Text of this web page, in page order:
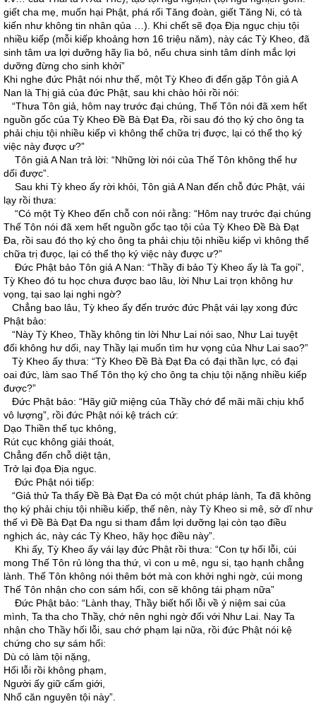
giết cha mẹ, muốn hại Phật, phá rối Tăng đoàn, giết Tăng Ni, có tà
kiến như không tin nhân qủa …). Khi chết sẽ đọa Địa ngục chịu tội
nhiều kiếp (mỗi kiếp khoảng hơn 16 triệu năm), này các Tỳ Kheo, đã
sinh tâm ưa lợi dưỡng hãy lìa bỏ, nếu chưa sinh tâm dính mắc lợi
dưỡng đừng cho sinh khởi”
Khi nghe đức Phật nói như thế, một Tỳ Kheo đi đến gặp Tôn giả A
Nan là Thị giả của đức Phật, sau khi chào hỏi rồi nói:
“Thưa Tôn giả, hôm nay trước đại chúng, Thế Tôn nói đã xem hết
nguồn gốc của Tỳ Kheo Đề Bà Đạt Đa, rồi sau đó thọ ký cho ông ta
phải chịu tội nhiều kiếp vì không thể chữa trị được, lại có thể thọ ký
việc này được ư?”
Tôn giả A Nan trả lời: “Những lời nói của Thế Tôn không thể hư
dối được”.
Sau khi Tỳ kheo ấy rời khỏi, Tôn giả A Nan đến chỗ đức Phật, vái
lạy rồi thưa:
“Có một Tỳ Kheo đến chỗ con nói rằng: “Hôm nay trước đại chúng
Thế Tôn nói đã xem hết nguồn gốc tạo tội của Tỳ Kheo Đề Bà Đạt
Đa, rồi sau đó thọ ký cho ông ta phải chịu tội nhiều kiếp vì không thể
chữa trị đưọc, lại có thể thọ ký việc này được ư?”
Đức Phật bảo Tôn giả A Nan: “Thầy đi bảo Tỳ Kheo ấy là Ta gọi”,
Tỳ Kheo đó tu học chưa được bao lâu, lời Như Lai trọn không hư
vọng, tại sao lại nghi ngờ?
Chẳng bao lâu, Tỳ kheo ấy đến trước đức Phật vái lạy xong đức
Phật bảo:
“Này Tỳ Kheo, Thầy không tin lời Như Lai nói sao, Như Lai tuyệt
đối không hư dối, nay Thầy lại muốn tìm hư vọng của Như Lai sao?”
Tỳ Kheo ấy thưa: “Tỳ Kheo Đề Bà Đạt Đa có đại thần lực, có đại
oai đức, làm sao Thế Tôn thọ ký cho ông ta chịu tội nặng nhiều kiếp
được?”
Đức Phật bảo: “Hãy giữ miệng của Thầy chớ để mãi mãi chịu khổ
vô lượng”, rồi đức Phật nói kệ trách cứ:
Dạo Thiền thế tục không,
Rút cục không giải thoát,
Chẳng đến chỗ diệt tận,
Trở lại đọa Địa ngục.
Đức Phật nói tiếp:
“Giả thử Ta thấy Đề Bà Đạt Đa có một chút pháp lành, Ta đã không
thọ ký phải chịu tội nhiều kiếp, thế nên, này Tỳ Kheo si mê, sở dĩ như
thế vì Đề Bà Đạt Đa ngu si tham đắm lợi dưỡng lại còn tạo điều
nghịch ác, này các Tỳ Kheo, hãy học điều này”.
Khi ấy, Tỳ Kheo ấy vái lạy đức Phật rồi thưa: “Con tự hối lỗi, cúi
mong Thế Tôn rủ lòng tha thứ, vì con u mê, ngu si, tạo hạnh chẳng
lành. Thế Tôn không nói thêm bớt mà con khởi nghi ngờ, cúi mong
Thế Tôn nhận cho con sám hối, con sẽ không tái phạm nữa”
Đức Phật bảo: “Lành thay, Thầy biết hối lỗi về ý niệm sai của
mình, Ta tha cho Thầy, chớ nên nghi ngờ đối với Như Lai. Nay Ta
nhận cho Thầy hối lỗi, sau chớ phạm lại nữa, rồi đức Phật nói kệ
chứng cho sự sám hối:
Dù có làm tội nặng,
Hối lỗi rồi không phạm,
Người ấy giữ cấm giới,
Nhổ căn nguyên tội này”.